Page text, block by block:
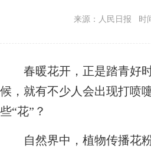
来源：人民日报 时
春暖花开，正是踏青好时
候，就有不少人会出现打喷
些“花”？
自然界中，植物传播花粉